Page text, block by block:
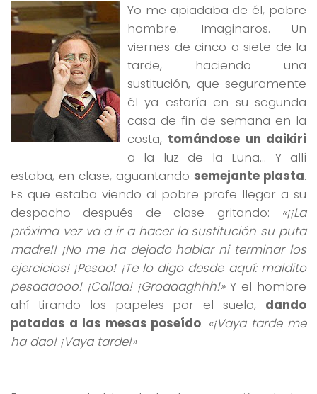
Yo me apiadaba de él, pobre
hombre. Imaginaros. Un
viernes de cinco a siete de la
tarde, haciendo una
sustitución, que seguramente
él ya estaría en su segunda
casa de fin de semana en la
costa, tomándose un daikiri
a la luz de la Luna… Y allí
estaba, en clase, aguantando semejante plasta.
Es que estaba viendo al pobre profe llegar a su
despacho después de clase gritando: «¡¡La
próxima vez va a ir a hacer la sustitución su puta
madre!! ¡No me ha dejado hablar ni terminar los
ejercicios! ¡Pesao! ¡Te lo digo desde aquí: maldito
pesaaaooo! ¡Callaa! ¡Groaaaghhh!»Y el hombre
ahí tirando los papeles por el suelo, dando
patadas a las mesas poseído. «¡Vaya tarde me
ha dao! ¡Vaya tarde!»